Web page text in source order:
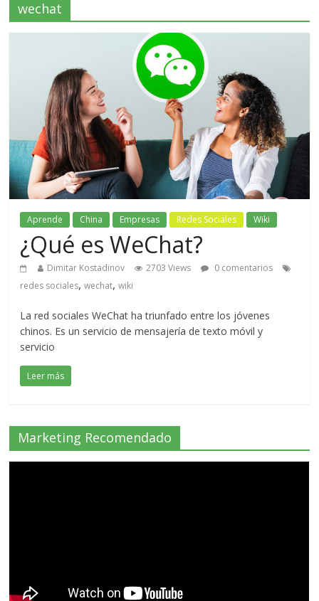
wechat
Aprende China Empresas Redes Sociales Wiki
¿Qué es WeChat?
Dimitar Kostadinov 2703 Views
0 comentarios
redes sociales,wechat,wiki
La red sociales WeChat ha triunfado entre los jóvenes
chinos. Es un servicio de mensajería de texto móvil y
servicio
Leer más
Marketing Recomendado